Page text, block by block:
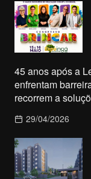
45 anos após a
enfrentam
recorrem a
29/04/2026